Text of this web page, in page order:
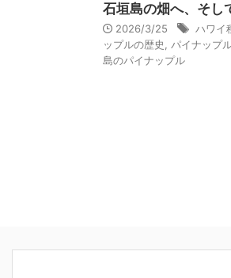
石垣島の畑へ、そし
2026/3/25 ハワイ
ップルの歴史
パイナップ
島のパイナップル